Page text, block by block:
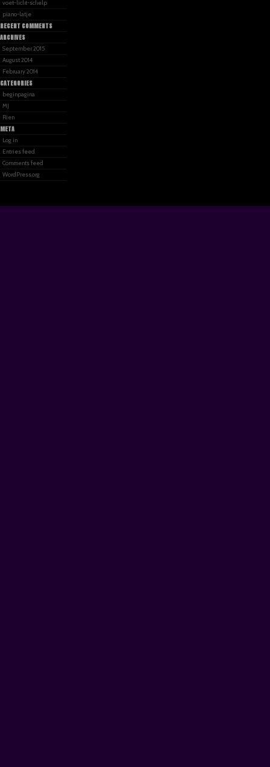
voet-licht-schelp
piano-latje
RECENT COMMENTS
ARCHIVES
September 2015
August 2014
February 2014
CATEGORIES
beginpagina
MJ
Rien
META
Log in
Entries feed
Comments feed
WordPress.org